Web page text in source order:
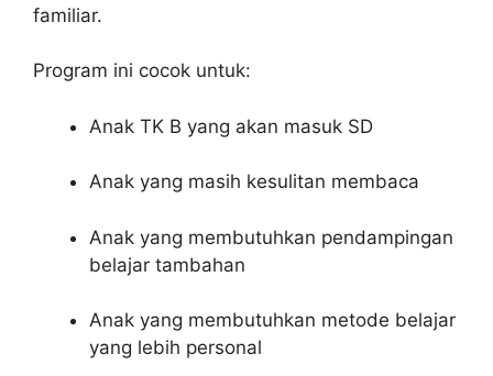
familiar.
Program ini cocok untuk:
Anak TK B yang akan masuk SD
Anak yang masih kesulitan membaca
Anak yang membutuhkan pendampingan
belajar tambahan
Anak yang membutuhkan metode belajar
yang lebih personal